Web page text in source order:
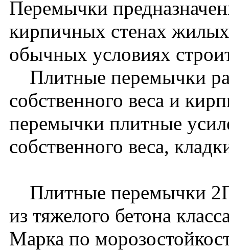
Перемычки
кирпичных стенах
обычных условиях
Плитные перемычки
собственного веса и
перемычки плитные
собственного веса,
Плитные перемычки
из тяжелого бетона
Марка по